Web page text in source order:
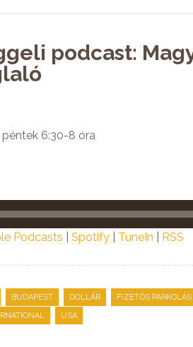
podcast:
péntek 6:30-8 óra
Podcasts Spotify TuneIn RSS
, BUDAPEST , DOLLÁR , FIZETŐS PARKOLÁS
, USA